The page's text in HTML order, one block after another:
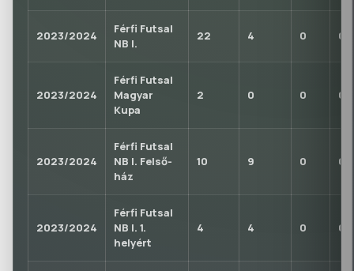
2023/2024
Férfi Futsal
NB I.
22 4 0 0
2023/2024
Férfi Futsal
Magyar
Kupa
2 0 0 0
2023/2024
Férfi Futsal
NB I. Felső-
ház
10 9 0 0
2023/2024
Férfi Futsal
NB I. 1.
helyért
4 4 0 0